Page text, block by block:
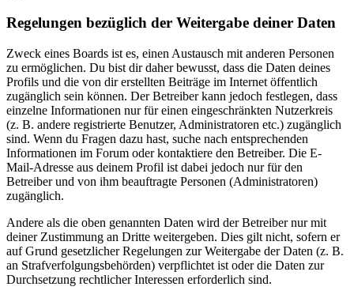
Regelungen bezüglich der Weitergabe deiner Daten
Zweck eines Boards ist es, einen Austausch mit anderen Personen
zu ermöglichen. Du bist dir daher bewusst, dass die Daten deines
Profils und die von dir erstellten Beiträge im Internet öffentlich
zugänglich sein können. Der Betreiber kann jedoch festlegen, dass
einzelne Informationen nur für einen eingeschränkten Nutzerkreis
(z. B. andere registrierte Benutzer, Administratoren etc.) zugänglich
sind. Wenn du Fragen dazu hast, suche nach entsprechenden
Informationen im Forum oder kontaktiere den Betreiber. Die E-
Mail-Adresse aus deinem Profil ist dabei jedoch nur für den
Betreiber und von ihm beauftragte Personen (Administratoren)
zugänglich.
Andere als die oben genannten Daten wird der Betreiber nur mit
deiner Zustimmung an Dritte weitergeben. Dies gilt nicht, sofern er
auf Grund gesetzlicher Regelungen zur Weitergabe der Daten (z. B.
an Strafverfolgungsbehörden) verpflichtet ist oder die Daten zur
Durchsetzung rechtlicher Interessen erforderlich sind.